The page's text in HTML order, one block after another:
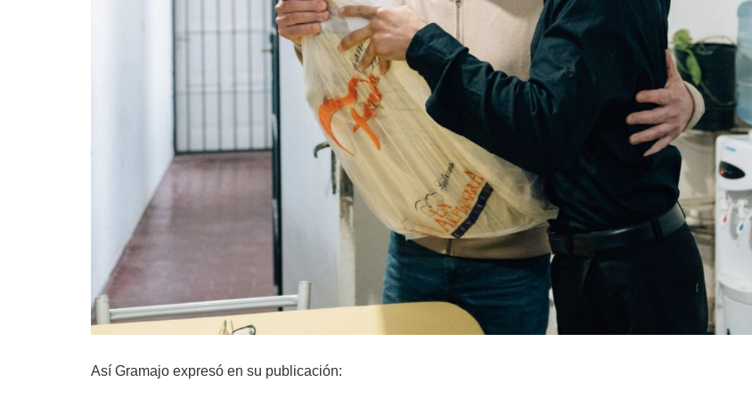
Así Gramajo expresó en su publicación: